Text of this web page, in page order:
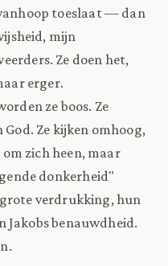
toeslaat — dan
mijn
Ze doen het,
erger.
ze boos. Ze
Ze kijken omhoog,
zich heen, maar
donkerheid"
verdrukking, hun
Jakobs benauwdheid.